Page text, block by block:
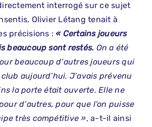
interrogé sur ce sujet
Olivier Létang tenait à
précisions : « Certains joueurs
beaucoup sont restés. On a été
beaucoup d’autres joueurs qui
aujourd’hui. J’avais prévenu
la porte était ouverte. Elle ne
d’autres, pour que l’on puisse
très compétitive », a-t-il ainsi